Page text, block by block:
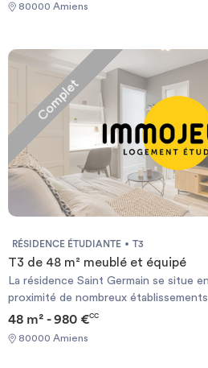
80000 Amiens
Complet
RÉSIDENCE ÉTUDIANTE T3
T3 de 48 m² meublé et équipé
La résidence Saint Germain se situe
proximité de nombreux
IDRAC, facultés...), à quelques pas
centre commercial les Halles du
Germain vous accueille dans des
48 m² - 980 €CC
80000 Amiens